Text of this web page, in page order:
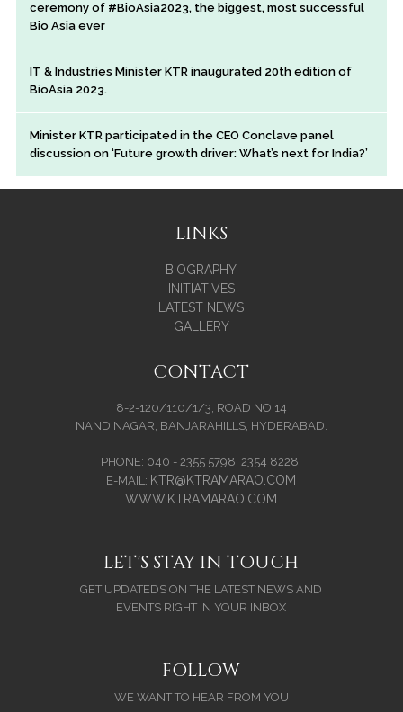
ceremony of #BioAsia2023, the biggest, most successful
Bio Asia ever
IT & Industries Minister KTR inaugurated 20th edition of
BioAsia 2023.
Minister KTR participated in the CEO Conclave panel
discussion on ‘Future growth driver: What’s next for India?’
LINKS
BIOGRAPHY
INITIATIVES
LATEST NEWS
GALLERY
CONTACT
8-2-120/110/1/3, ROAD NO.14
NANDINAGAR, BANJARAHILLS, HYDERABAD.
PHONE: 040 - 2355 5798, 2354 8228.
E-MAIL: KTR@KTRAMARAO.COM
WWW.KTRAMARAO.COM
LET'S STAY IN TOUCH
GET UPDATEDS ON THE LATEST NEWS AND
EVENTS RIGHT IN YOUR INBOX
FOLLOW
WE WANT TO HEAR FROM YOU